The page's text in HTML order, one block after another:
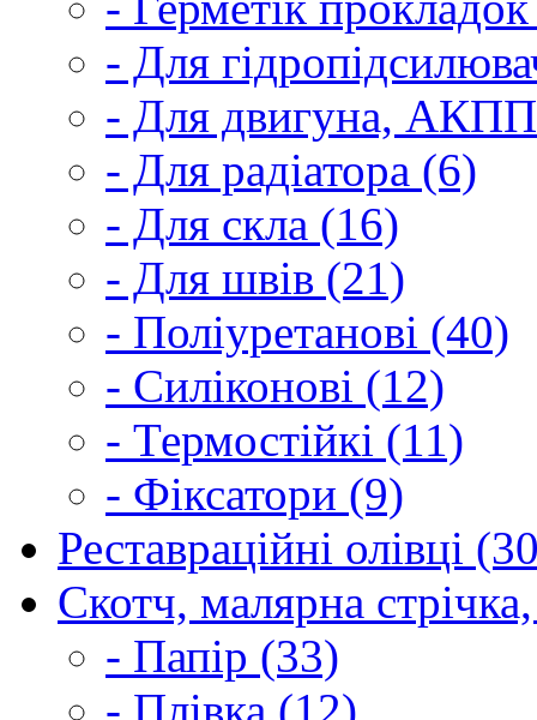
- Для
- Для двигуна,
- Для радіатора (6)
- Для скла (16)
- Для швів (21)
- Поліуретанові (40)
- Силіконові (12)
- Термостійкі (11)
- Фіксатори (9)
Реставраційні олівці
Скотч, малярна
- Папір (33)
- Плівка (12)